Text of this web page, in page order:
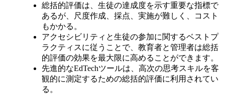
総括的評価は、生徒の達成度を示す重要な指標で
あるが、尺度作成、採点、実施が難しく、コスト
もかかる。
アクセシビリティと生徒の参加に関するベストプ
ラクティスに従うことで、教育者と管理者は総括
的評価の効果を最大限に高めることができます。
先進的なEdTechツールは、高次の思考スキルを客
観的に測定するための総括的評価に利用されてい
る。